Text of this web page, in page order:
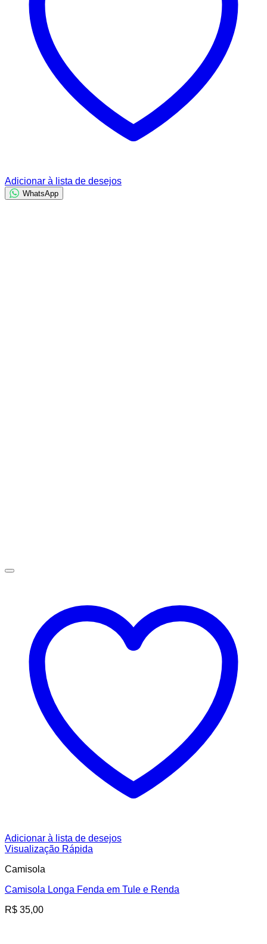
Adicionar à lista de desejos
WhatsApp
Adicionar à lista de desejos
Visualização Rápida
Camisola
Camisola Longa Fenda em Tule e Renda
R$ 35,00